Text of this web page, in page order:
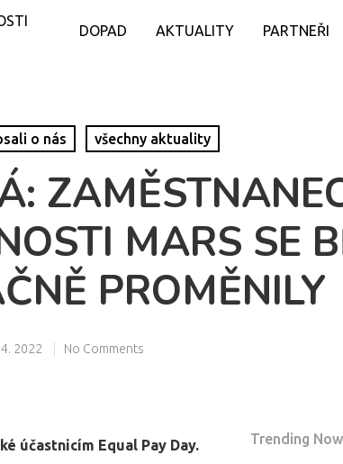
DOPAD AKTUALITY PARTNEŘI
o nás všechny aktuality
MARS SE
PROMĚNILY
2022 No Comments
účastnicím Equal Pay Day.
Trending Now